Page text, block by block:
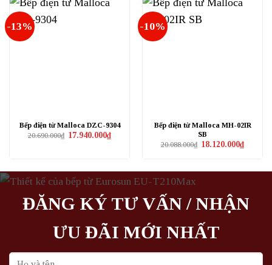
-13%
Bếp điện từ Malloca DZC-9304
20.690.000₫ Giá
17.940.000₫Giá
hiện
-10%
Bếp điện từ Malloca MH-02IR
SB
20.088.000₫ Giá
18.120.000₫Giá
hiện
ĐĂNG KÝ TƯ VẤN / NHẬN
ƯU ĐÃI MỚI NHẤT